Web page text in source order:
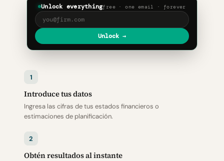
Unlock everythingfree · one email · forever
Unlock →
1
Introduce tus datos
Ingresa las cifras de tus estados financieros o
estimaciones de planificación.
2
Obtén resultados al instante